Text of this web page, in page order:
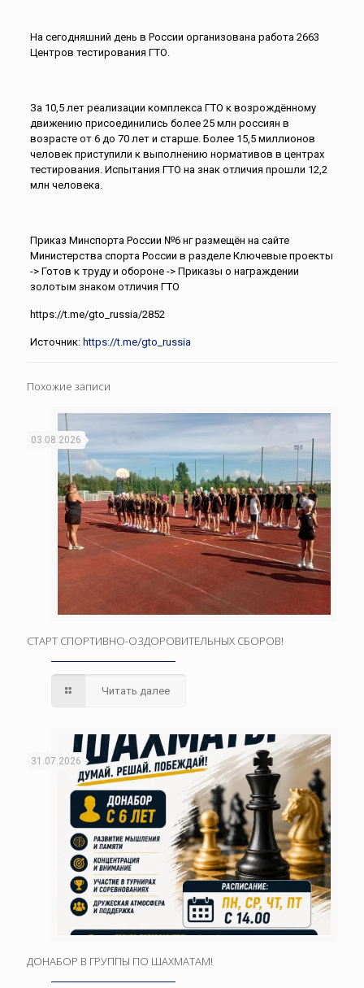
На сегодняшний день в России организована работа 2663
Центров тестирования ГТО.
За 10,5 лет реализации комплекса ГТО к возрождённому
движению присоединились более 25 млн россиян в
возрасте от 6 до 70 лет и старше. Более 15,5 миллионов
человек приступили к выполнению нормативов в центрах
тестирования. Испытания ГТО на знак отличия прошли 12,2
млн человека.
Приказ Минспорта России №6 нг размещён на сайте
Министерства спорта России в разделе Ключевые проекты
-> Готов к труду и обороне -> Приказы о награждении
золотым знаком отличия ГТО
https://t.me/gto_russia/2852
Источник: https://t.me/gto_russia
Похожие записи
03.08.2026
СТАРТ СПОРТИВНО-ОЗДОРОВИТЕЛЬНЫХ СБОРОВ!
Читать далее
31.07.2026
ДОНАБОР В ГРУППЫ ПО ШАХМАТАМ!